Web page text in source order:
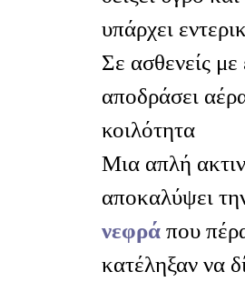
υπάρχει
Σε ασθενείς με
αποδράσει
κοιλότητα
Μια απλή
αποκαλύψει
νεφρά που
κατέληξαν να